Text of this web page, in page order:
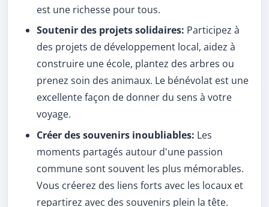
est une richesse pour tous.
Soutenir des projets solidaires: Participez à
des projets de développement local, aidez à
construire une école, plantez des arbres ou
prenez soin des animaux. Le bénévolat est une
excellente façon de donner du sens à votre
voyage.
Créer des souvenirs inoubliables: Les
moments partagés autour d'une passion
commune sont souvent les plus mémorables.
Vous créerez des liens forts avec les locaux et
repartirez avec des souvenirs plein la tête.